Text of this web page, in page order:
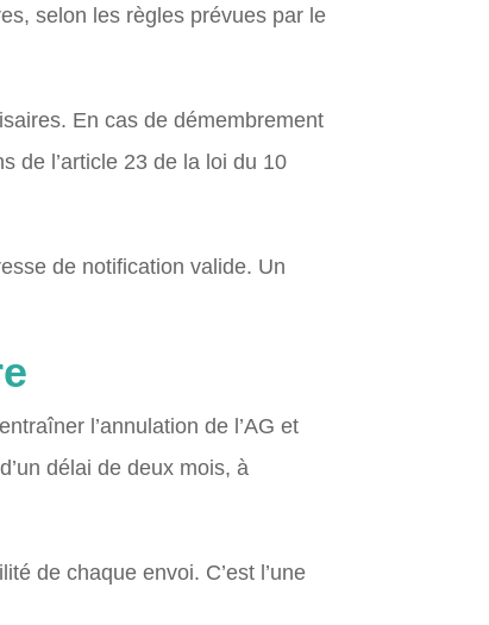
selon les règles prévues par le
En cas de démembrement
de l’article 23 de la loi du 10
de notification valide. Un
l’annulation de l’AG et
délai de deux mois, à
de chaque envoi. C’est l’une